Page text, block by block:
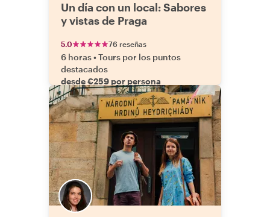
Un día con un local: Sabores
y vistas de Praga
5.0 76 reseñas
6 horas•Tours por los puntos
destacados
desde €259 por persona